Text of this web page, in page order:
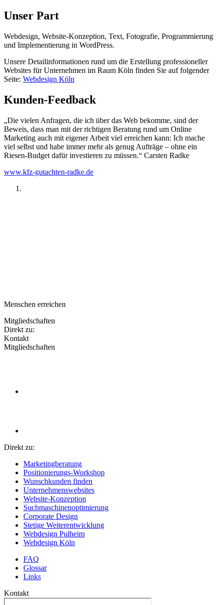
Unser Part
Webdesign, Website-Konzeption, Text, Fotografie, Programmierung
und Implementierung in WordPress.
Unsere Detailinformationen rund um die Erstellung professioneller
Websites für Unternehmen im Raum Köln finden Sie auf folgender
Seite: Webdesign Köln
Kunden-Feedback
„Die vielen Anfragen, die ich über das Web bekomme, sind der
Beweis, dass man mit der richtigen Beratung rund um Online
Marketing auch mit eigener Arbeit viel erreichen kann: Ich mache
viel selbst und habe immer mehr als genug Aufträge – ohne ein
Riesen-Budget dafür investieren zu müssen.“ Carsten Radke
www.kfz-gutachten-radke.de
Menschen erreichen
Mitgliedschaften
Direkt zu:
Kontakt
Mitgliedschaften
Direkt zu:
Marketingberatung
Positionierungs-Workshop
Wunschkunden finden
Unternehmenswebsites
Website-Konzeption
Suchmaschinenoptimierung
Corporate Design
Stetige Weiterentwicklung
Webdesign Pulheim
Webdesign Köln
FAQ
Glossar
Links
Kontakt